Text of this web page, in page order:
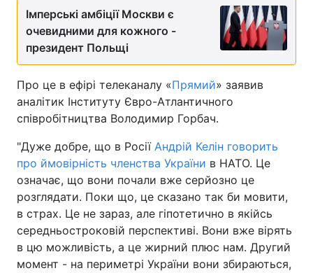
Імперські амбіції Москви є
очевидними для кожного -
президент Польщі
Про це в ефірі телеканалу «Прямий» заявив
аналітик Інституту Євро-Атлантичного
співробітництва Володимир Горбач.
"Дуже добре, що в Росії Андрій Келін говорить
про ймовірність членства України в НАТО. Це
означає, що вони почали вже серйозно це
розглядати. Поки що, це сказано так би мовити,
в страх. Це не зараз, але гіпотетично в якійсь
середньостроковій перспективі. Вони вже вірять
в цю можливість, а це жирний плюс нам. Другий
момент - на периметрі України вони збираються,